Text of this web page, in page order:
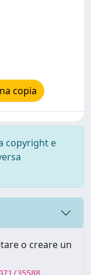
copia
copyright e
o creare un